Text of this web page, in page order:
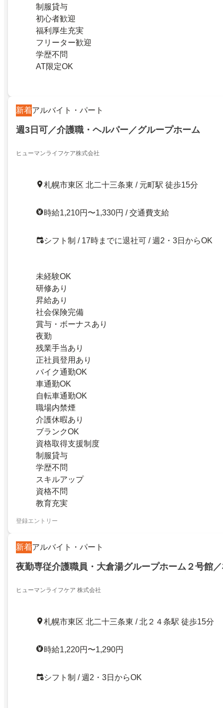
制服貸与
初心者歓迎
福利厚生充実
フリーター歓迎
学歴不問
AT限定OK
新着アルバイト・パート
週3日可／介護職・ヘルパー／グループホーム
ヒューマンライフケア株式会社
札幌市東区 北二十三条東 / 元町駅 徒歩15分
時給1,210円〜1,330円 / 交通費支給
シフト制 / 17時までに退社可 / 週2・3日からOK
未経験OK
研修あり
昇給あり
社会保険完備
賞与・ボーナスあり
夜勤
残業手当あり
正社員登用あり
バイク通勤OK
車通勤OK
自転車通勤OK
職場内禁煙
介護休暇あり
ブランクOK
資格取得支援制度
制服貸与
学歴不問
スキルアップ
資格不問
教育充実
登録エントリー
新着アルバイト・パート
夜勤専従介護職員・大倉湯グループホーム２号館
ヒューマンライフケア 株式会社
札幌市東区 北二十三条東 / 北２４条駅 徒歩15分
時給1,220円〜1,290円
シフト制 / 週2・3日からOK